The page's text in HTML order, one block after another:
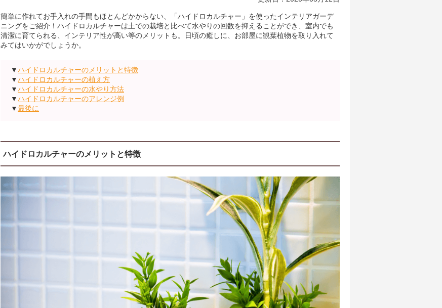
簡単に作れてお手入れの手間もほとんどかからない、「ハイドロカルチャー」を使ったインテリアガーデ
ニングをご紹介！ハイドロカルチャーは土での栽培と比べて水やりの回数を抑えることができ、室内でも
清潔に育てられる、インテリア性が高い等のメリットも。日頃の癒しに、お部屋に観葉植物を取り入れて
みてはいかがでしょうか。
▼ハイドロカルチャーのメリットと特徴
▼ハイドロカルチャーの植え方
▼ハイドロカルチャーの水やり方法
▼ハイドロカルチャーのアレンジ例
▼最後に
ハイドロカルチャーのメリットと特徴